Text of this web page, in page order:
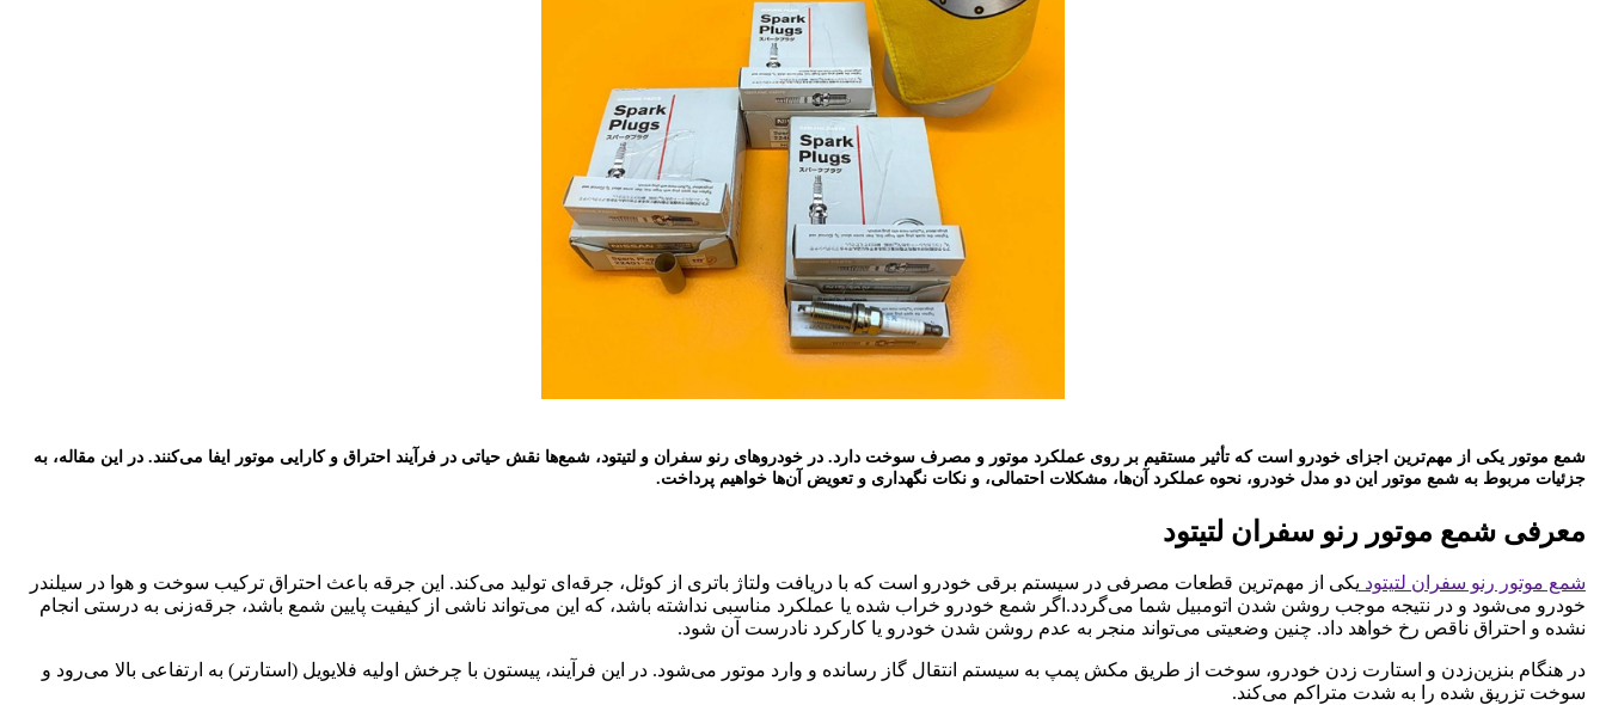
شمع موتور یکی از مهم‌ترین اجزای خودرو است که تأثیر مستقیم بر روی عملکرد موتور و مصرف سوخت دارد. در خودروهای رنو سفران و لتیتود، شمع‌ها نقش حیاتی در فرآیند احتراق و کارایی موتور ایفا می‌کنند. در این مقاله، به
جزئیات مربوط به شمع موتور این دو مدل خودرو، نحوه عملکرد آن‌ها، مشکلات احتمالی، و نکات نگهداری و تعویض آن‌ها خواهیم پرداخت.
معرفی شمع موتور رنو سفران لتیتود
شمع موتور رنو سفران لتیتود یکی از مهم‌ترین قطعات مصرفی در سیستم برقی خودرو است که با دریافت ولتاژ باتری از کوئل، جرقه‌ای تولید می‌کند. این جرقه باعث احتراق ترکیب سوخت و هوا در سیلندر
خودرو می‌شود و در نتیجه موجب روشن شدن اتومبیل شما می‌گردد. اگر شمع خودرو خراب شده یا عملکرد مناسبی نداشته باشد، که این می‌تواند ناشی از کیفیت پایین شمع باشد، جرقه‌زنی به درستی انجام
نشده و احتراق ناقص رخ خواهد داد. چنین وضعیتی می‌تواند منجر به عدم روشن شدن خودرو یا کارکرد نادرست آن شود.
در هنگام بنزین‌زدن و استارت زدن خودرو، سوخت از طریق مکش پمپ به سیستم انتقال گاز رسانده و وارد موتور می‌شود. در این فرآیند، پیستون با چرخش اولیه فلایویل (استارتر) به ارتفاعی بالا می‌رود و
سوخت تزریق شده را به شدت متراکم می‌کند.